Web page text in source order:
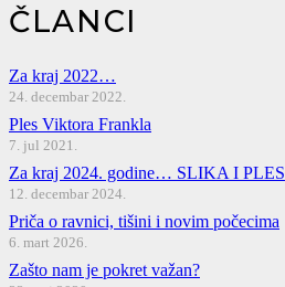
ČLANCI
Za kraj 2022…
24. decembar 2022.
Ples Viktora Frankla
7. jul 2021.
Za kraj 2024. godine… SLIKA I PLES
12. decembar 2024.
Priča o ravnici, tišini i novim počecima
6. mart 2026.
Zašto nam je pokret važan?